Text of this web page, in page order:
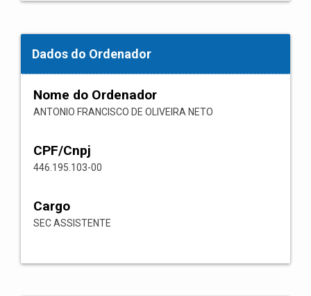
Dados do Ordenador
Nome do Ordenador
ANTONIO FRANCISCO DE OLIVEIRA NETO
CPF/Cnpj
446.195.103-00
Cargo
SEC ASSISTENTE